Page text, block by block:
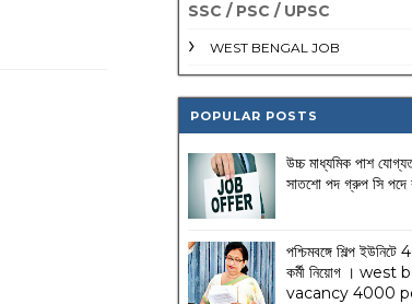
SSC / PSC / UPSC
WEST BENGAL JOB
POPULAR POSTS
উচ্চ মাধ্যমিক পাশ
সাতশো পদ গ্রুপ সি পদে
পশ্চিমবঙ্গে শিল্প
কর্মী নিয়োগ ।
vacancy 4000